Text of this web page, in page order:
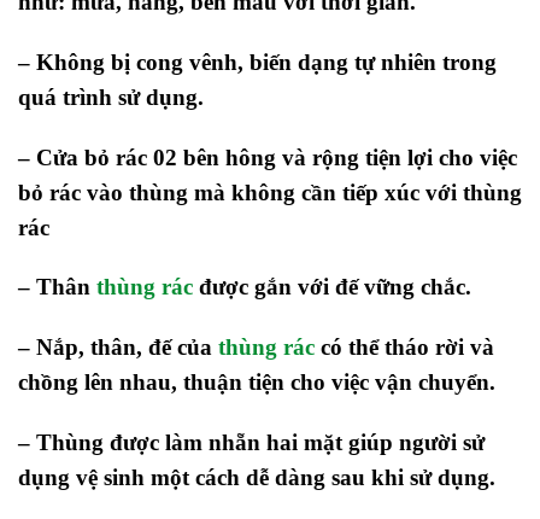
– Không bị cong vênh, biến dạng tự nhiên trong
quá trình sử dụng.
– Cửa bỏ rác 02 bên hông và rộng tiện lợi cho việc
bỏ rác vào thùng mà không cần tiếp xúc với thùng
rác
– Thân thùng rác được gắn với đế vững chắc.
– Nắp, thân, đế của thùng rác có thể tháo rời và
chồng lên nhau, thuận tiện cho việc vận chuyển.
– Thùng được làm nhẵn hai mặt giúp người sử
dụng vệ sinh một cách dễ dàng sau khi sử dụng.